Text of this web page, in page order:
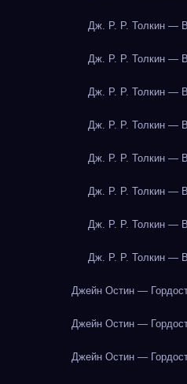
Дж. Р. Р. Толкин —
Дж. Р. Р. Толкин —
Дж. Р. Р. Толкин —
Дж. Р. Р. Толкин —
Дж. Р. Р. Толкин —
Дж. Р. Р. Толкин —
Дж. Р. Р. Толкин —
Дж. Р. Р. Толкин —
Джейн Остин —
Джейн Остин —
Джейн Остин —